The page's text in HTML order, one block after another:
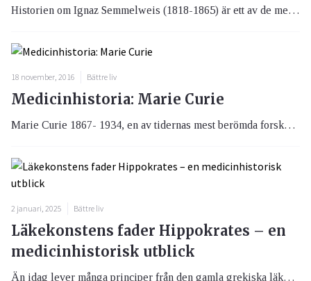
Historien om Ignaz Semmelweis (1818-1865) är ett av de mest tragiska kapitlen i medicinens historia. Han påvisade klart att en enkel förebyggande åtgärd hade den mest välsignelsebringande effekt och kunde rädda tusentals kvinnor från döden.
18 november, 2016 Bättre liv
Medicinhistoria: Marie Curie
Marie Curie 1867- 1934, en av tidernas mest berömda forskare och tvåfaldig Nobelpristagare som upptäckte polonium och radium. Hennes upptäckter och forskning har haft ofantlig betydelse för medicinsk behandling.
2 januari, 2025 Bättre liv
Läkekonstens fader Hippokrates – en
medicinhistorisk utblick
Än idag lever många principer från den gamla grekiska läkekonsten kvar. Men vem var egentligen Hippokrates, han som kallas läkekonstens fader, och hur har hans arbete präglat dagens medicin?